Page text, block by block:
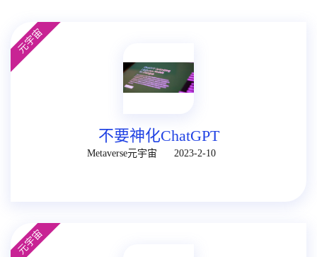
不要神化ChatGPT
Metaverse元宇宙 2023-2-10
元宇宙
元宇宙